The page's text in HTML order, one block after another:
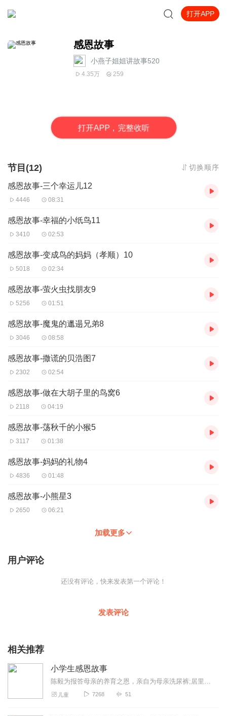
打开APP
感恩故事
小燕子姐姐讲故事520
4.35万 259
打开APP，完整收听
节目(12) 切换顺序
感恩故事-三个幸运儿12
4446 08:31
感恩故事-幸福的小纸鸟11
3410 02:53
感恩故事-变成鸟的妈妈（孝顺）10
5018 02:34
感恩故事-萤火虫找朋友9
5256 01:51
感恩故事-魔鬼的邋遢兄弟8
3046 08:58
感恩故事-撒谎的贝浩图7
2302 02:54
感恩故事-做在大胡子里的鸟窝6
2118 04:19
感恩故事-荡秋千的小猴5
3117 01:38
感恩故事-妈妈的礼物4
4836 01:48
感恩故事-小熊星3
2650 06:21
加载更多
用户评论
还没有评论，快来发表第一个评论！
发表评论
相关推荐
小学生感恩故事
陈毅为报答母亲的养育之恩，亲自为母亲洗尿裤;居里夫人时刻铭记老师的培育之恩，在获得诺贝尔奖后不忘向20年前教导过自己的老师表达敬意:贞德为国家的独立和完整，甘愿...
儿童 7268 51